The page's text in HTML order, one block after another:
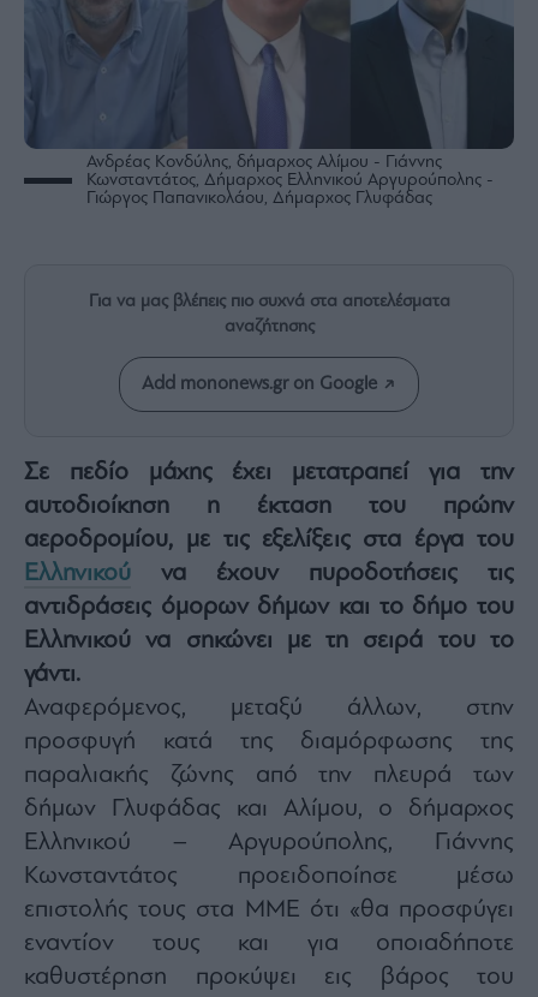
Rumors
Mononews2030
Vivants
Auto
Life
&
Style
Υγεία
Architecture
&
Design
Fashion
&
Art
Watches
Yachts
Table
For
Ανδρέας Κονδύλης, δήμαρχος Αλίμου - Γιάννης
Κωνσταντάτος, Δήμαρχος Ελληνικού Αργυρούπολης -
Γιώργος Παπανικολάου, Δήμαρχος Γλυφάδας
Για να μας βλέπεις πιο συχνά στα αποτελέσματα
αναζήτησης
Add mononews.gr on Google
Σε πεδίο μάχης έχει μετατραπεί για την
αυτοδιοίκηση η έκταση του πρώην
αεροδρομίου, με τις εξελίξεις στα έργα του
Ελληνικού να έχουν πυροδοτήσεις τις
αντιδράσεις όμορων δήμων και το δήμο του
Ελληνικού να σηκώνει με τη σειρά του το
γάντι.
Αναφερόμενος, μεταξύ άλλων, στην
προσφυγή κατά της διαμόρφωσης της
παραλιακής ζώνης από την πλευρά των
δήμων Γλυφάδας και Αλίμου, ο δήμαρχος
Ελληνικού – Αργυρούπολης, Γιάννης
Κωνσταντάτος προειδοποίησε μέσω
επιστολής τους στα ΜΜΕ ότι «θα προσφύγει
εναντίον τους και για οποιαδήποτε
καθυστέρηση προκύψει εις βάρος του